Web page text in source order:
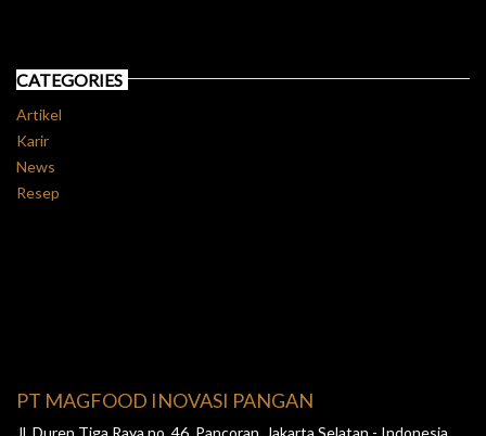
CATEGORIES
Artikel
Karir
News
Resep
PT MAGFOOD INOVASI PANGAN
Jl. Duren Tiga Raya no. 46, Pancoran, Jakarta Selatan - Indonesia